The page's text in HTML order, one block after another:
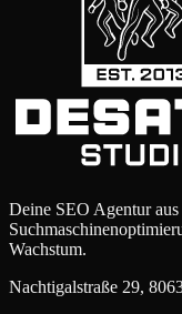
Deine SEO Agentur
Wachstum.
Nachtigalstraße 29,